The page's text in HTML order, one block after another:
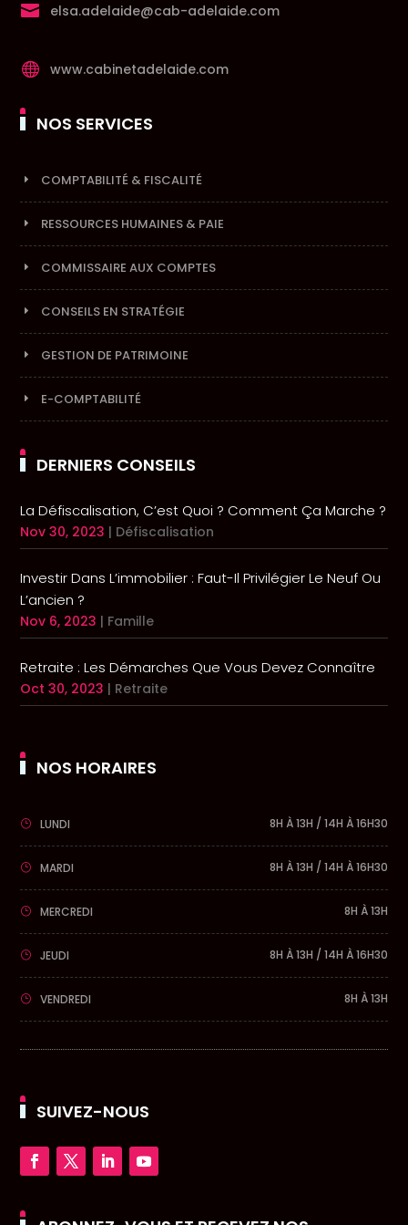
 elsa.adelaide@cab-adelaide.com
 www.cabinetadelaide.com
NOS SERVICES
COMPTABILITÉ & FISCALITÉ
RESSOURCES HUMAINES & PAIE
COMMISSAIRE AUX COMPTES
CONSEILS EN STRATÉGIE
GESTION DE PATRIMOINE
E-COMPTABILITÉ
DERNIERS CONSEILS
La Défiscalisation, C’est Quoi ? Comment Ça Marche ?
Nov 30, 2023 | Défiscalisation
Investir Dans L’immobilier : Faut-Il Privilégier Le Neuf Ou
L’ancien ?
Nov 6, 2023 | Famille
Retraite : Les Démarches Que Vous Devez Connaître
Oct 30, 2023 | Retraite
NOS HORAIRES
LUNDI 8H À 13H / 14H À 16H30
MARDI 8H À 13H / 14H À 16H30
MERCREDI 8H À 13H
JEUDI 8H À 13H / 14H À 16H30
VENDREDI 8H À 13H
SUIVEZ-NOUS